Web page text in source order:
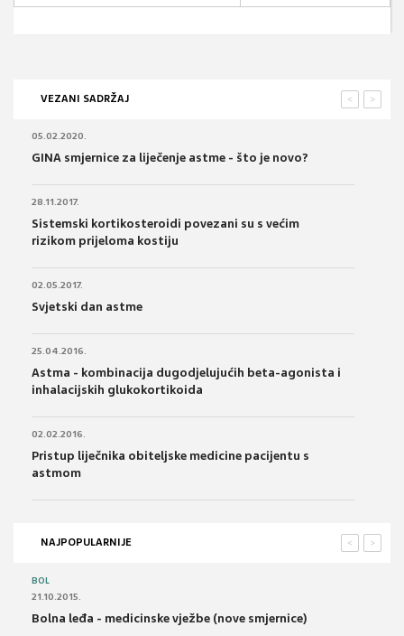
VEZANI SADRŽAJ >
<
05.02.2020.
GINA smjernice za liječenje astme - što je novo?
28.11.2017.
Sistemski kortikosteroidi povezani su s većim
rizikom prijeloma kostiju
02.05.2017.
Svjetski dan astme
25.04.2016.
Astma - kombinacija dugodjelujućih beta-agonista i
inhalacijskih glukokortikoida
02.02.2016.
Pristup liječnika obiteljske medicine pacijentu s
astmom
NAJPOPULARNIJE >
<
BOL
21.10.2015.
Bolna leđa - medicinske vježbe (nove smjernice)